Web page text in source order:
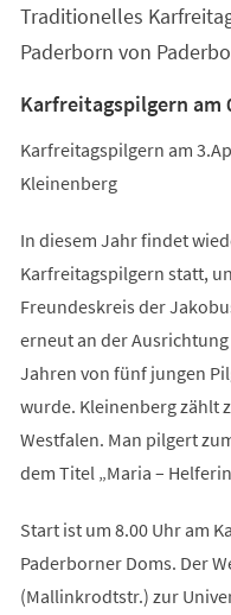
Traditionelles
Paderborn von
Karfreitagspilgern am
Karfreitagspilgern am
Kleinenberg
In diesem Jahr findet
Karfreitagspilgern statt,
Freundeskreis der
erneut an der
Jahren von fünf jungen
wurde. Kleinenberg zählt
Westfalen. Man pilgert
dem Titel „Maria –
Start ist um 8.00 Uhr am
Paderborner Doms. Der
(Mallinkrodtstr.) zur